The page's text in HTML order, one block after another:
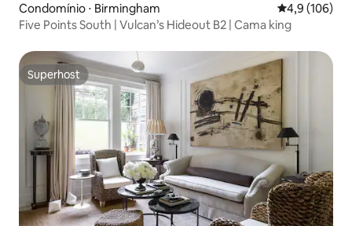
Condomínio ⋅ Birmingham 4,9 de uma
4,9 (106)
Five Points South | Vulcan’s Hideout B2 | Cama king
Superhost
Superhost